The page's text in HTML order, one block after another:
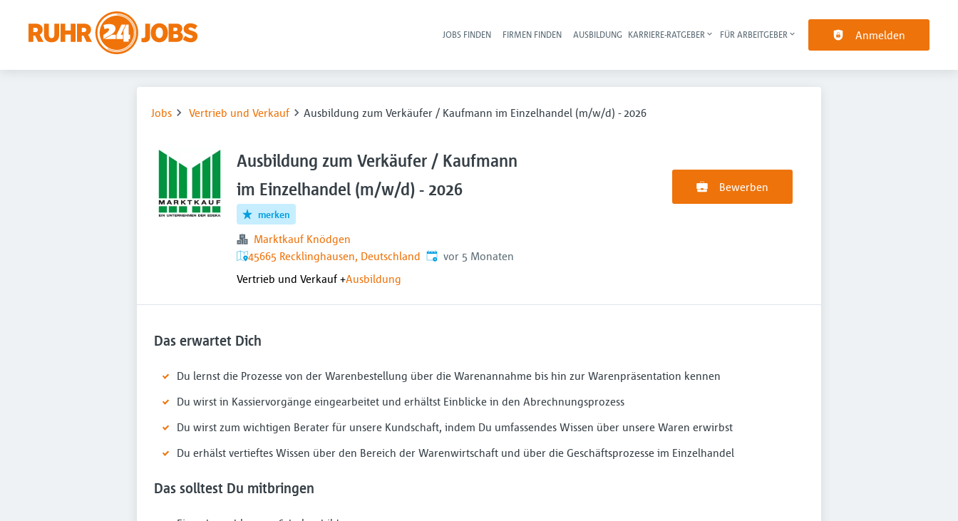
Haupt-Navigation
JOBS FINDEN FIRMEN FINDEN AUSBILDUNG KARRIERE-RATGEBER FÜR ARBEITGEBER Anmelden
Jobs Vertrieb und Verkauf Ausbildung zum Verkäufer / Kaufmann im Einzelhandel (m/w/d) - 2026
Ausbildung zum Verkäufer / Kaufmann
im Einzelhandel (m/w/d) - 2026
merken
Marktkauf Knödgen
45665 Recklinghausen, Deutschland Veröffentlicht:
vor 5 Monaten
Vertrieb und Verkauf +Ausbildung
Bewerben
Das erwartet Dich
Du lernst die Prozesse von der Warenbestellung über die Warenannahme bis hin zur Warenpräsentation kennen
Du wirst in Kassiervorgänge eingearbeitet und erhältst Einblicke in den Abrechnungsprozess
Du wirst zum wichtigen Berater für unsere Kundschaft, indem Du umfassendes Wissen über unsere Waren erwirbst
Du erhälst vertieftes Wissen über den Bereich der Warenwirtschaft und über die Geschäftsprozesse im Einzelhandel
Das solltest Du mitbringen